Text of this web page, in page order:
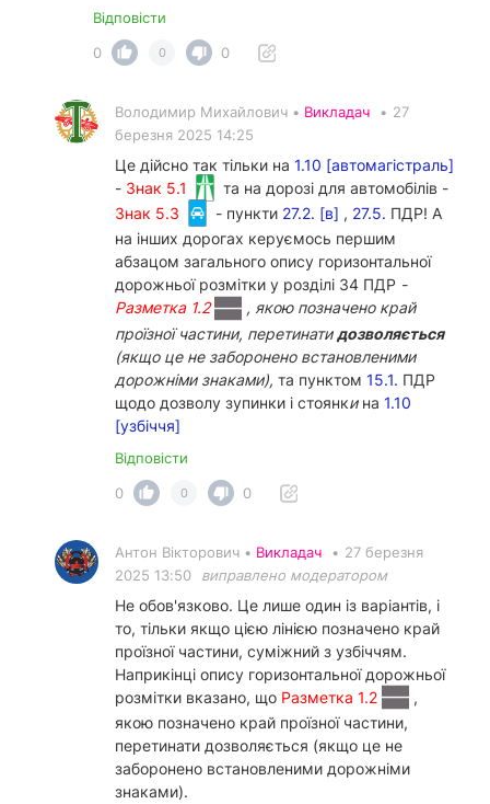
Відповісти
0
0 0
Володимир Михайлович • Викладач • 27
березня 2025 14:25
Це дійсно так тільки на 1.10 [автомагістраль]
- Знак 5.1
та на дорозі для автомобілів -
Знак 5.3
- пункти 27.2. [в] , 27.5. ПДР! А
на інших дорогах керуємось першим
абзацом загального опису горизонтальної
дорожньої розмітки у розділі 34 ПДР -
Разметка 1.2
, якою позначено край
проїзної частини, перетинатидозволяється
(якщо це не заборонено встановленими
дорожніми знаками), та пунктом 15.1. ПДР
щодо дозволу зупинки і стоянки на 1.10
[узбіччя]
Відповісти
0
0 0
Антон Вікторович • Викладач • 27 березня
2025 13:50
виправлено модератором
Не обов'язково. Це лише один із варіантів, і
то, тільки якщо цією лінією позначено край
проїзної частини, суміжний з узбіччям.
Наприкінці опису горизонтальної дорожньої
розмітки вказано, що Разметка 1.2
,
якою позначено край проїзної частини,
перетинати дозволяється (якщо це не
заборонено встановленими дорожніми
знаками).